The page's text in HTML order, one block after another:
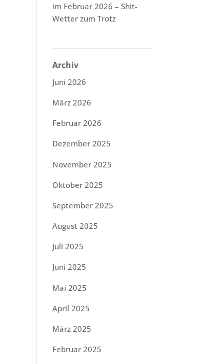
im Februar 2026 – Shit-
Wetter zum Trotz
Archiv
Juni 2026
März 2026
Februar 2026
Dezember 2025
November 2025
Oktober 2025
September 2025
August 2025
Juli 2025
Juni 2025
Mai 2025
April 2025
März 2025
Februar 2025